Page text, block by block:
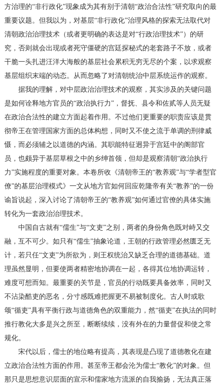
方治理的“非行政化”现象成为其有别于清朝“政治合法性”研究取向的最
重要议题。但我以为，对基层“非行政化”治理风格的探索无法取代对
清朝政治治理技术（或者更明确的表达是对“行政治理技术”）的研
究，否则就会出现或者死守僵硬的宫廷探秘式的老套路子不放，或者
干脆一头扎进汪洋大海般的基层社会累积无穷无尽的个案，以求观察
基层组织末端的动态。从而忽略了对清朝统治中层系统运作的观察。
据我的理解，对中层政治治理技术的观察，其实涉及的关键问题
是如何诠释地方官员的“政治执行力”，督抚、县令和佐贰等人员无疑
在政治合法性的建立方面起着作用。不过他们更重要的职责应该是贯
彻帝王在管理国家方面的总体构想，同时又不使之流于单调的刑律威
慑，而必须辅之以道德的内涵。其职能特征迥异于宫廷中的阁部官
员，也颇异于基层草根之中的乡绅首领，但却是观察清朝“政治执行
力”实施程度的重要对象。本卷所收《清朝帝王的“教养观”与“学者型官
僚”的基层治理模式》一文从地方官如何回应乾隆帝有关“教养”的一份
谕旨说起，深入讨论了清朝帝王的“教养观”如何通过官僚的具体实施
转化为一套政治治理技术。
中国自古就有“儒生”与“文吏”之别，两者的身份角色既对峙又交
融，互不可少。如只有“儒生”抽象论道，王朝的行政管理必然匮乏无
计，若只任“文吏”为所欲为，则王权统治又缺乏合理的道德基础。道
理虽然显明，但要使两者精密地协调在一起，各得其位地协调运转，
难度可想而知。最重要的关节是，官员的行动既要具备效率，同时又
不沾染酷吏的恶名，分寸感既难把握更不易被制度化。古人时或歌
颂“循吏”具有平衡行政与道德角色的双重能力，然“循吏”在执法的同时
推行教化大多是兴之所至，断断续续，没有外在的力量督促和使之常
规化。
宋代以后，儒士的地位略有提高，其表现是凸现了道德教化在建
立政治合法性方面的作用。甚至帝王都会沦为儒士“教化”的对象。但
那只是思想意识层面的宣示和儒家地方流派的自我揄扬，无法真正落